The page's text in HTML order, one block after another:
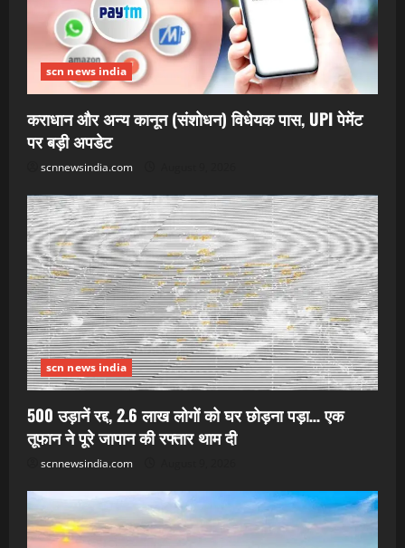
scn news india
कराधान और अन्य कानून (संशोधन) विधेयक पास, UPI पेमेंट
पर बड़ी अपडेट
scnnewsindia.com
scn news india
500 उड़ानें रद्द, 2.6 लाख लोगों को घर छोड़ना पड़ा… एक
तूफान ने पूरे जापान की रफ्तार थाम दी
scnnewsindia.com